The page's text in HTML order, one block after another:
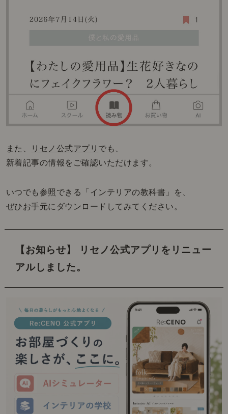
また、 リセノ公式アプリ でも、
新着記事の情報をご確認いただけます。
いつでも参照できる「インテリアの教科書」を、
ぜひお手元にダウンロードしてみてください。
【お知らせ】 リセノ公式アプリをリニュー
アルしました。